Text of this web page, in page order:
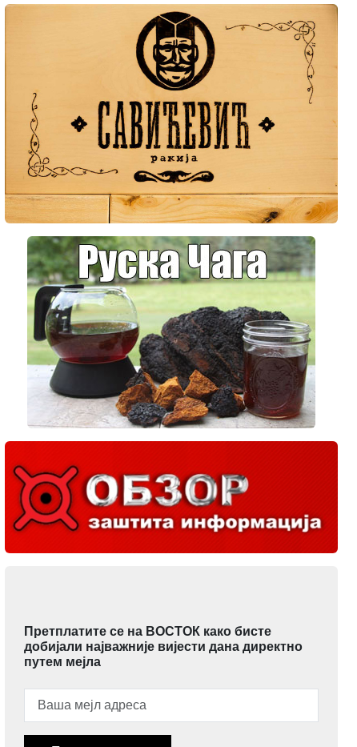
Претплатите се на ВОСТОК како бисте
добијали најважније вијести дана директно
путем мејла